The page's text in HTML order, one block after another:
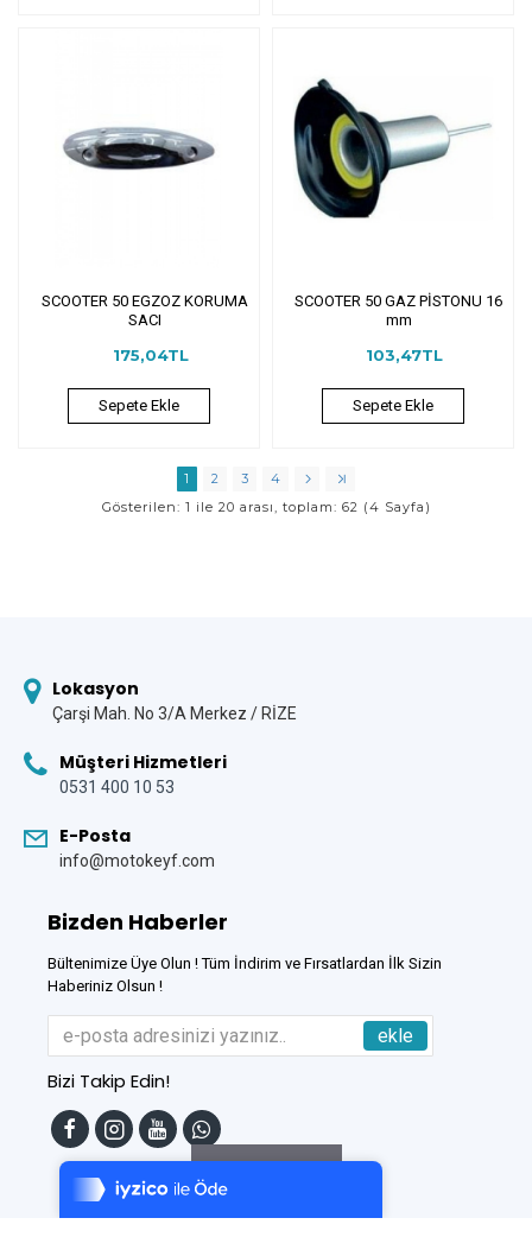
Tek Tıkla Ödeme Kolaylığı
7/24 Canlı Destek
%100 Sorunsuz Alışveriş
SCOOTER 50 EGZOZ KORUMA
SACI
175,04TL
Sepete Ekle
SCOOTER 50 GAZ PİSTONU 16
mm
103,47TL
Sepete Ekle
1 2 3
4
Gösterilen: 1 ile 20 arası, toplam: 62 (4 Sayfa)
Lokasyon
Çarşi Mah. No 3/A Merkez / RİZE
Müşteri Hizmetleri
0531 400 10 53
E-Posta
info@motokeyf.com
Bizden Haberler
Bültenimize Üye Olun ! Tüm İndirim ve Fırsatlardan İlk Sizin
Haberiniz Olsun !
ekle
Bizi Takip Edin!
Filtreleme